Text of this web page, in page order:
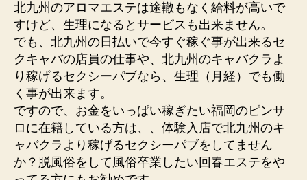
人”
北九州のアロマエステは途轍もなく給料が高いで
すけど、生理になるとサービスも出来ません。
でも、北九州の日払いで今すぐ稼ぐ事が出来るセ
クキャバの店員の仕事や、北九州のキャバクラよ
り稼げるセクシーパブなら、生理（月経）でも働
く事が出来ます。
ですので、お金をいっぱい稼ぎたい福岡のピンサ
ロに在籍している方は、、体験入店で北九州のキ
ャバクラより稼げるセクシーパブをしてません
か？脱風俗をして風俗卒業したい回春エステをや